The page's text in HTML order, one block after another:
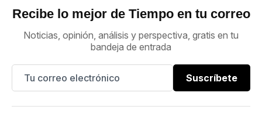
Recibe lo mejor de Tiempo en tu correo
Noticias, opinión, análisis y perspectiva, gratis en tu
bandeja de entrada
Suscríbete